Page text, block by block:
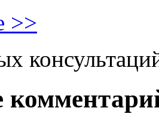
>>